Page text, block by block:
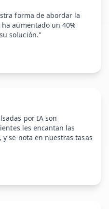
forma de abordar la
aumentado un 40%
solución."
por IA son
les encantan las
se nota en nuestras tasas